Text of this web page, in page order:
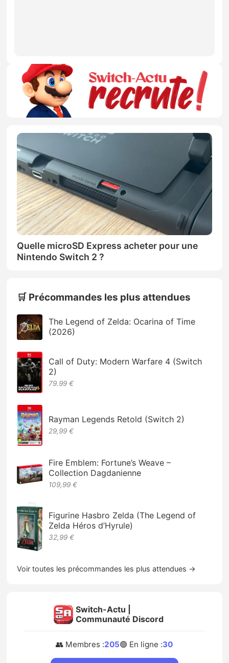
Quelle microSD Express acheter pour une
Nintendo Switch 2 ?
🛒 Précommandes les plus attendues
The Legend of Zelda: Ocarina of Time
(2026)
Call of Duty: Modern Warfare 4 (Switch
2)
79.99 €
Rayman Legends Retold (Switch 2)
29,99 €
Fire Emblem: Fortune’s Weave –
Collection Dagdanienne
109,99 €
Figurine Hasbro Zelda (The Legend of
Zelda Héros d’Hyrule)
32,99 €
Voir toutes les précommandes les plus attendues →
Switch-Actu |
Communauté Discord
👥 Membres :205🟢 En ligne :30